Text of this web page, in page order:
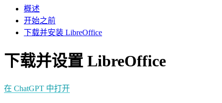
概述
开始之前
下载并安装 LibreOffice
下载并设置 LibreOffice
在 ChatGPT 中打开